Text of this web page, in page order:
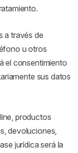
a través de
u otros
el consentimiento
sus datos
productos
devoluciones,
jurídica será la